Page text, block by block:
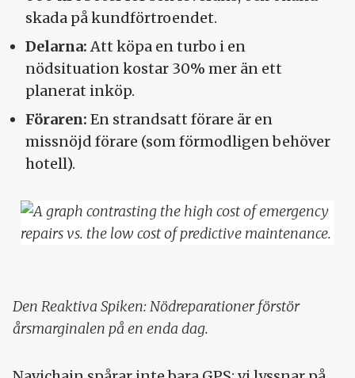
skada på kundförtroendet.
Delarna:Att köpa en turbo i en
nödsituation kostar 30% mer än ett
planerat inköp.
Föraren: En strandsatt förare är en
missnöjd förare (som förmodligen behöver
hotell).
Den Reaktiva Spiken: Nödreparationer förstör
årsmarginalen på en enda dag.